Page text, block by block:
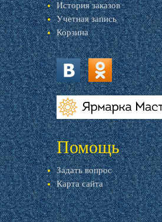
История заказов
Учетная запись
Корзина
vk.com ok.ru
livemaster.ru
Помощь
Задать вопрос
Карта сайта